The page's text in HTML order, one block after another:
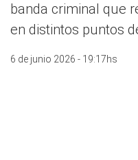
banda criminal que
en distintos puntos
6 de junio 2026 - 19:17hs